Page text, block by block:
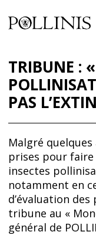
au
contenu
principal
domestiques et
les pollinisateurs
TRIBUNE :
PAS
Malgré
prises pour
insectes
notamment en
d’évaluation
tribune au «
général de